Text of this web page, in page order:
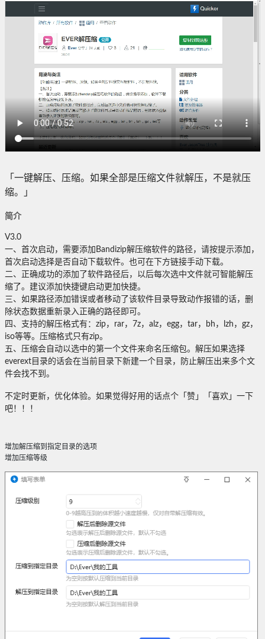
「一键解压、压缩。如果全部是压缩文件就解压，不是就压
缩。」
简介
V3.0
一、首次启动，需要添加Bandizip解压缩软件的路径，请按提示添加，
首次启动选择是否自动下载软件。也可在下方链接手动下载。
二、正确成功的添加了软件路径后，以后每次选中文件就可智能解压
缩了。建议添加快捷键启动更加快捷。
三、如果路径添加错误或者移动了该软件目录导致动作报错的话，删
除状态数据重新录入正确的路径即可。
四、支持的解压格式有：zip，rar，7z，alz，egg，tar，bh，lzh，gz，
iso等等。压缩格式只有zip。
五、压缩会自动以选中的第一个文件来命名压缩包。解压如果选择
everext目录的话会在当前目录下新建一个目录，防止解压出来多个文
件会找不到。
不定时更新，优化体验。如果觉得好用的话点个「赞」「喜欢」一下
吧！！！
增加解压缩到指定目录的选项
增加压缩等级